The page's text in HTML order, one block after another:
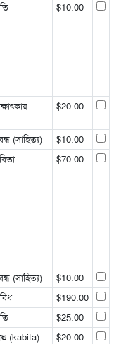
$10.00
$20.00
(সাহিত্য) $10.00
$70.00
(সাহিত্য)
$10.00
$190.00
$25.00
(kabita)
$20.00